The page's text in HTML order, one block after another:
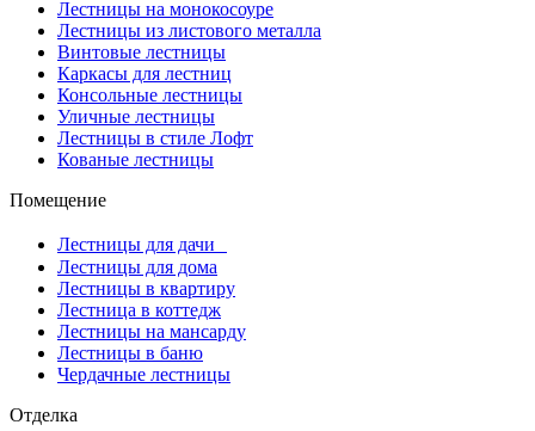
Лестницы на монокосоуре
Лестницы из листового металла
Винтовые лестницы
Каркасы для лестниц
Консольные лестницы
Уличные лестницы
Лестницы в стиле Лофт
Кованые лестницы
Помещение
Лестницы для дачи
Лестницы для дома
Лестницы в квартиру
Лестница в коттедж
Лестницы на мансарду
Лестницы в баню
Чердачные лестницы
Отделка